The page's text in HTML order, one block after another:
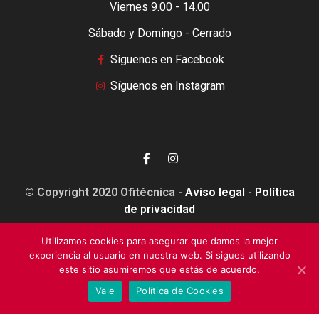
Viernes 9.00 - 14.00
Sábado y Domingo - Cerrado
Síguenos en Facebook
Síguenos en Instagram
© Copyright 2020 Ofitécnica - Aviso legal - Política
de privacidad
Esta web está financiada por la Unión Europea - Next
Utilizamos cookies para asegurar que damos la mejor
experiencia al usuario en nuestra web. Si sigues utilizando
este sitio asumiremos que estás de acuerdo.
Vale
Política de Cookies